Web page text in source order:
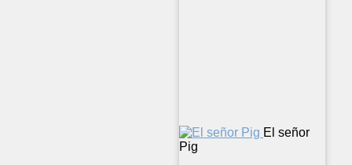
El señor
Pig